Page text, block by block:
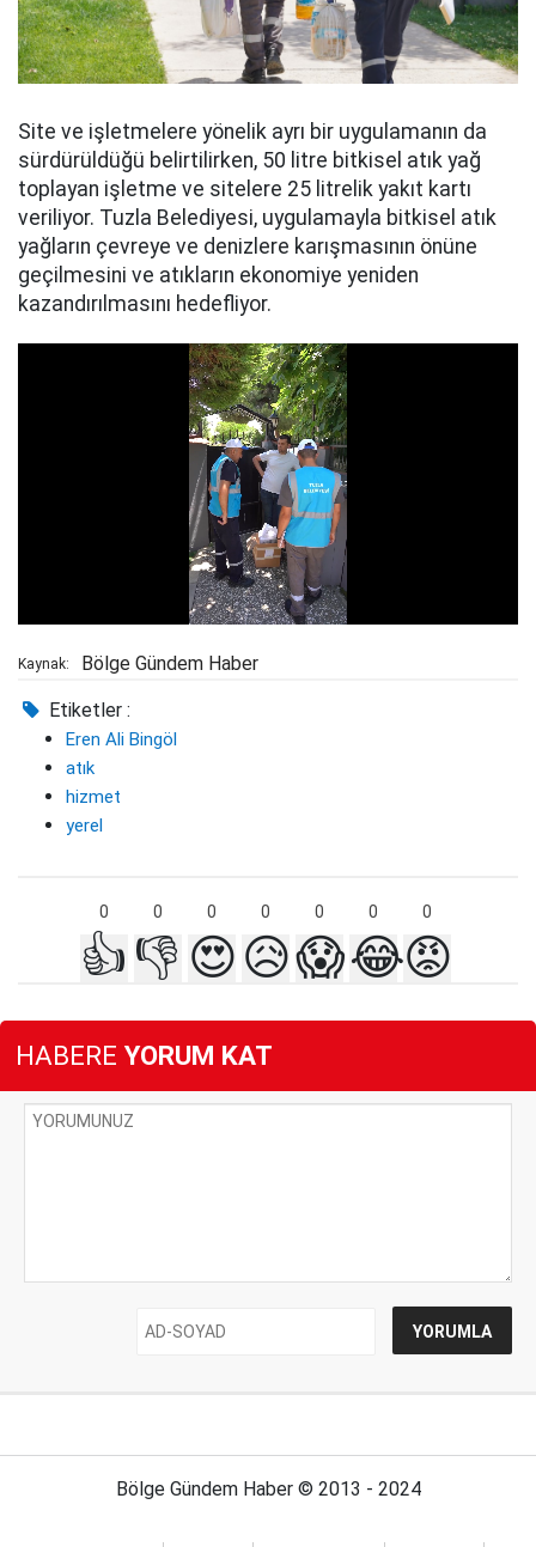
Site ve işletmelere yönelik ayrı bir uygulamanın da
sürdürüldüğü belirtilirken, 50 litre bitkisel atık yağ
toplayan işletme ve sitelere 25 litrelik yakıt kartı
veriliyor. Tuzla Belediyesi, uygulamayla bitkisel atık
yağların çevreye ve denizlere karışmasının önüne
geçilmesini ve atıkların ekonomiye yeniden
kazandırılmasını hedefliyor.
Kaynak: Bölge Gündem Haber
Etiketler :
Eren Ali Bingöl
atık
hizmet
yerel
0 0 0 0 0 0 0
👍 👎 😍😥😱😂😡
HABERE YORUM KAT
Bölge Gündem Haber © 2013 - 2024